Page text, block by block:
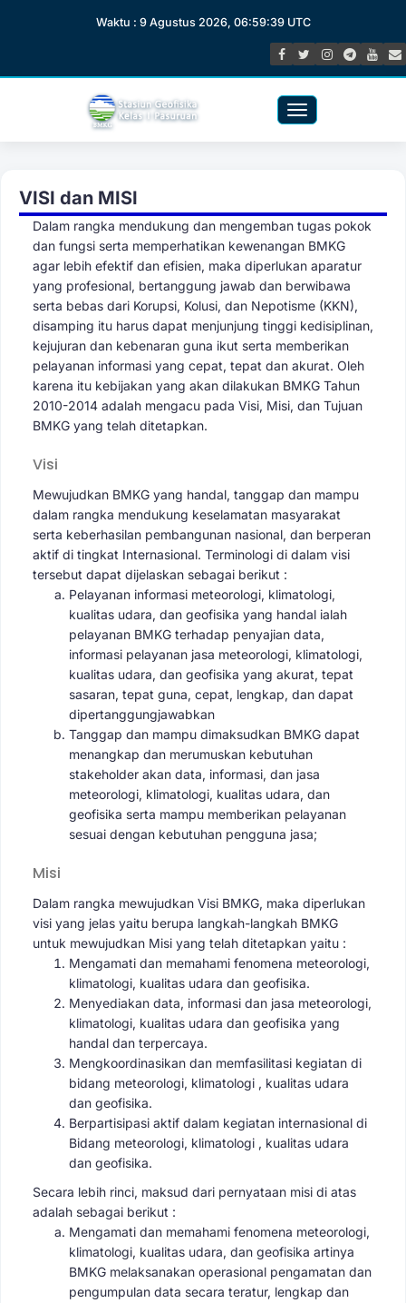
Waktu : 9 Agustus 2026, 06:59:40 UTC
Toggle
VISI dan MISI
Dalam rangka mendukung dan mengemban tugas pokok
dan fungsi serta memperhatikan kewenangan BMKG
agar lebih efektif dan efisien, maka diperlukan aparatur
yang profesional, bertanggung jawab dan berwibawa
serta bebas dari Korupsi, Kolusi, dan Nepotisme (KKN),
disamping itu harus dapat menjunjung tinggi kedisiplinan,
kejujuran dan kebenaran guna ikut serta memberikan
pelayanan informasi yang cepat, tepat dan akurat. Oleh
karena itu kebijakan yang akan dilakukan BMKG Tahun
2010-2014 adalah mengacu pada Visi, Misi, dan Tujuan
BMKG yang telah ditetapkan.
Visi
Mewujudkan BMKG yang handal, tanggap dan mampu
dalam rangka mendukung keselamatan masyarakat
serta keberhasilan pembangunan nasional, dan berperan
aktif di tingkat Internasional. Terminologi di dalam visi
tersebut dapat dijelaskan sebagai berikut :
Pelayanan informasi meteorologi, klimatologi,
kualitas udara, dan geofisika yang handal ialah
pelayanan BMKG terhadap penyajian data,
informasi pelayanan jasa meteorologi, klimatologi,
kualitas udara, dan geofisika yang akurat, tepat
sasaran, tepat guna, cepat, lengkap, dan dapat
dipertanggungjawabkan
Tanggap dan mampu dimaksudkan BMKG dapat
menangkap dan merumuskan kebutuhan
stakeholder akan data, informasi, dan jasa
meteorologi, klimatologi, kualitas udara, dan
geofisika serta mampu memberikan pelayanan
sesuai dengan kebutuhan pengguna jasa;
Misi
Dalam rangka mewujudkan Visi BMKG, maka diperlukan
visi yang jelas yaitu berupa langkah-langkah BMKG
untuk mewujudkan Misi yang telah ditetapkan yaitu :
Mengamati dan memahami fenomena meteorologi,
klimatologi, kualitas udara dan geofisika.
Menyediakan data, informasi dan jasa meteorologi,
klimatologi, kualitas udara dan geofisika yang
handal dan terpercaya.
Mengkoordinasikan dan memfasilitasi kegiatan di
bidang meteorologi, klimatologi , kualitas udara
dan geofisika.
Berpartisipasi aktif dalam kegiatan internasional di
Bidang meteorologi, klimatologi , kualitas udara
dan geofisika.
Secara lebih rinci, maksud dari pernyataan misi di atas
adalah sebagai berikut :
Mengamati dan memahami fenomena meteorologi,
klimatologi, kualitas udara, dan geofisika artinya
BMKG melaksanakan operasional pengamatan dan
pengumpulan data secara teratur, lengkap dan